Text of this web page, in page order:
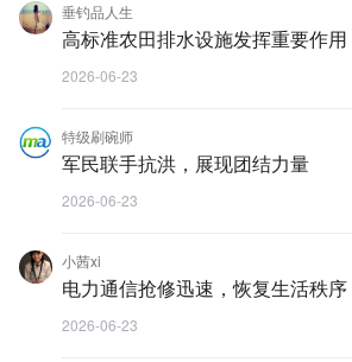
垂钓品人生
高标准农田排水设施发挥重要作用
2026-06-23
特级刷碗师
军民联手抗洪，展现团结力量
2026-06-23
小茜xi
电力通信抢修迅速，恢复生活秩序
2026-06-23